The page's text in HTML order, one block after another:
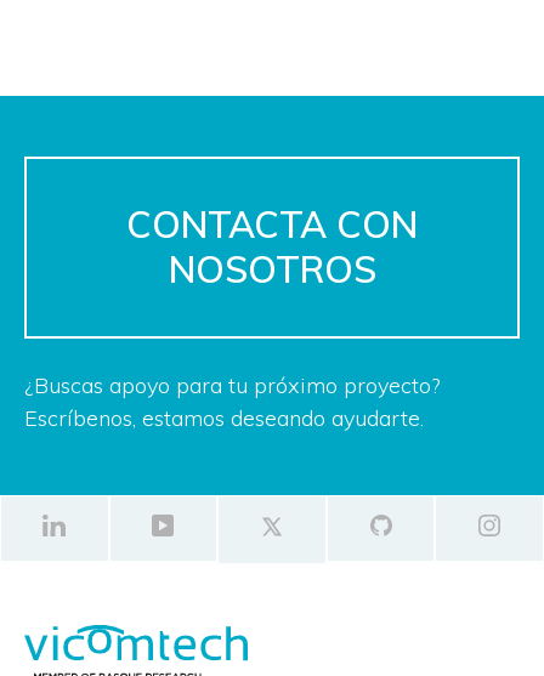
CONTACTA CON
NOSOTROS
¿Buscas apoyo para tu próximo proyecto?
Escríbenos, estamos deseando ayudarte.